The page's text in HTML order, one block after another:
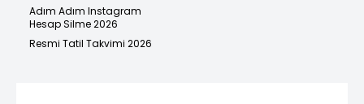
Adım Adım Instagram
Hesap Silme 2026
Resmi Tatil Takvimi 2026